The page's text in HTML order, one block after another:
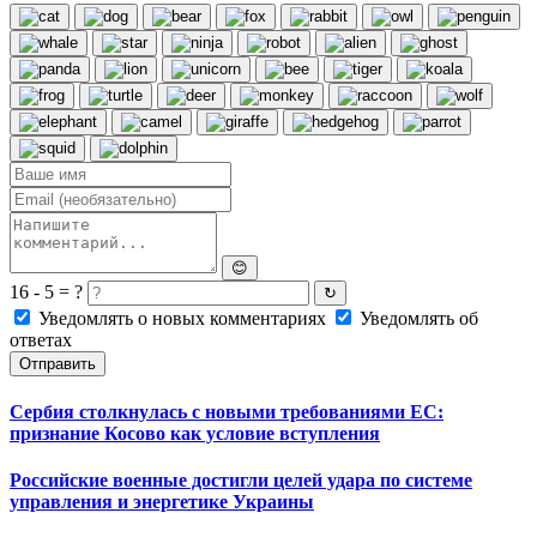
😊
16 - 5 = ? ↻
Уведомлять о новых комментариях
Уведомлять об
ответах
Отправить
Сербия столкнулась с новыми требованиями ЕС:
признание Косово как условие вступления
Российские военные достигли целей удара по системе
управления и энергетике Украины